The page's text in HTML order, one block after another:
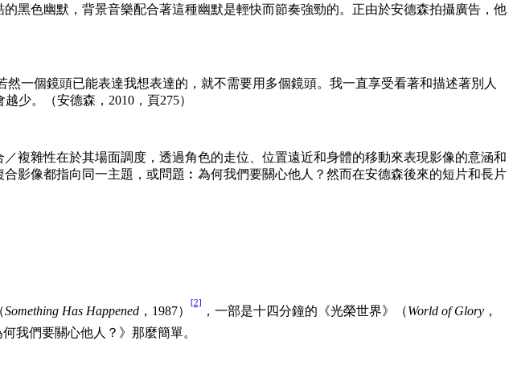
黑色幽默，背景音樂配合著這種幽默是輕快而節奏強勁的。正由於安德森拍攝廣告，他
一個鏡頭已能表達我想表達的，就不需要用多個鏡頭。我一直享受看著和描述著別人
。（安德森，2010，頁275）
複雜性在於其場面調度，透過角色的走位、位置遠近和身體的移動來表現影像的意涵和
影像都指向同一主題，或問題︰為何我們要關心他人？然而在安德森後來的短片和長片
Something Has Happened ，1987）
[2]
，一部是十四分鐘的《光榮世界》（World of Glory ，
我們要關心他人？》那麼簡單。